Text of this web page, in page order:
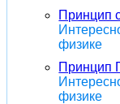
Принцип
физике
Принцип
физике